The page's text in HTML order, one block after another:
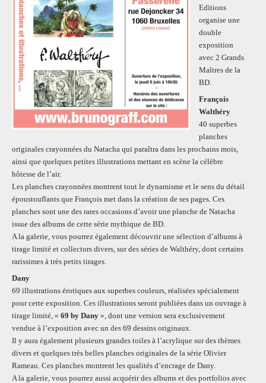
Editions
organise une
double
exposition
avec 2 Grands
Maîtres de la
BD.
François
Walthéry
40 superbes
planches
originales crayonnées du Natacha qui paraîtra dans les prochains mois,
ainsi que quelques petites illustrations mettant en scène la célèbre
hôtesse de l’air.
Les planches crayonnées montrent tout le dynamisme et le sens du détail
époustouflants que François met dans la création de ses pages. Ces
planches sont une des rares occasions d’avoir une planche de Natacha
issue des albums de cette série mythique de BD.
A la galerie, vous pourrez également découvrir une sélection d’albums à
tirage limité et collectors divers, sur des séries de Walthéry, dont certains
rarissimes à très petits tirages.
Dany
69 illustrations érotiques aux superbes couleurs, réalisées spécialement
pour cette exposition. Ces illustrations seront publiées dans un ouvrage à
tirage limité, « 69 by Dany », dont une version sera exclusivement
vendue à l’exposition avec un des 69 dessins originaux.
Il y aura également plusieurs grandes toiles à l’acrylique sur des thèmes
divers et quelques très belles planches originales de la série Olivier
Rameau. Ces planches montrent les qualités d’encrage de Dany.
A la galerie, vous pourrez aussi acquérir des albums et des portfolios avec